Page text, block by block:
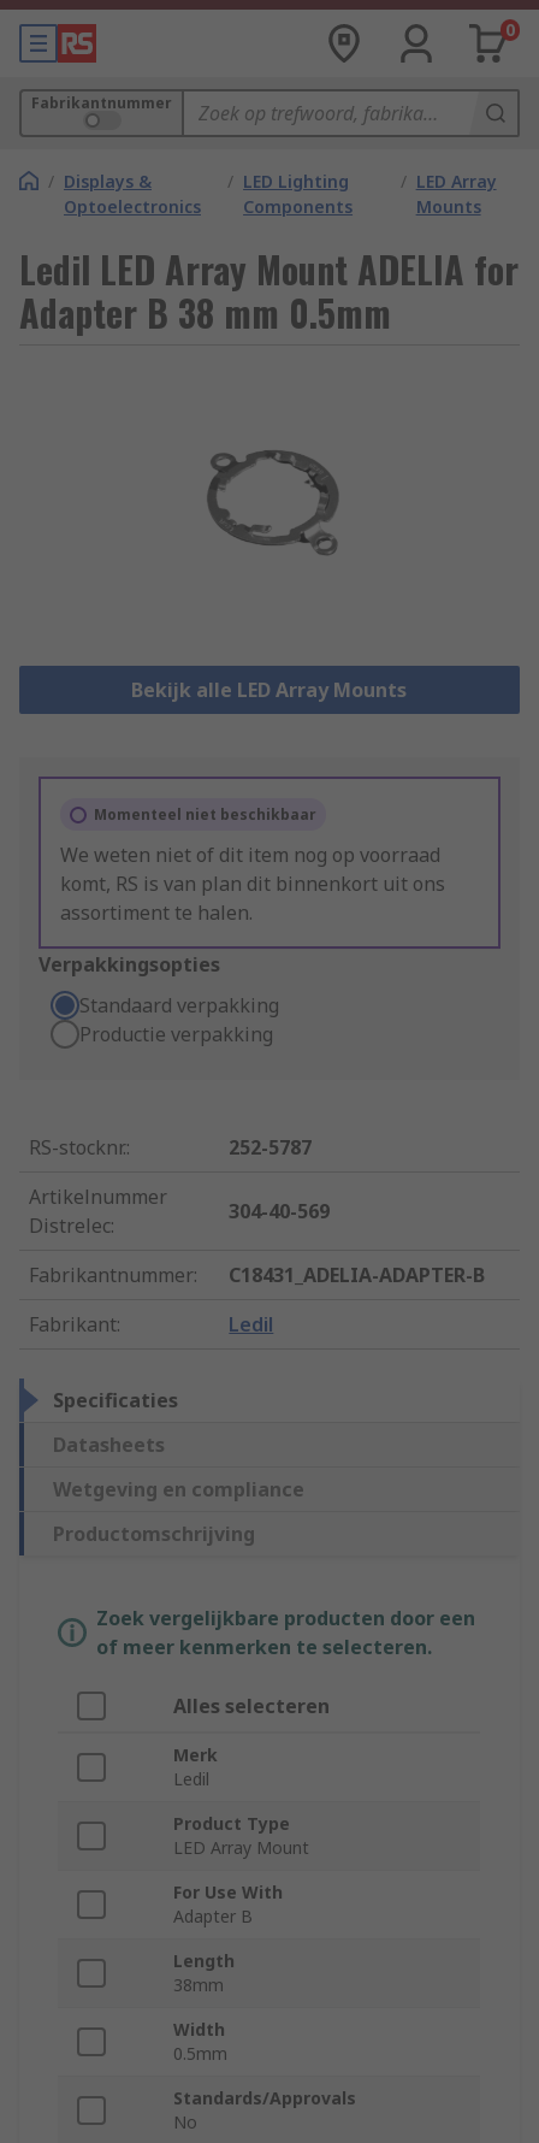
0
Fabrikantnummer
/ Displays &
Optoelectronics
/ LED Lighting
Components
/ LED Array
Mounts
Ledil LED Array Mount ADELIA for
Adapter B 38 mm 0.5mm
Bekijk alle LED Array Mounts
Momenteel niet beschikbaar
We weten niet of dit item nog op voorraad
komt, RS is van plan dit binnenkort uit ons
assortiment te halen.
Verpakkingsopties
Standaard verpakking
Productie verpakking
RS-stocknr.:
252-5787
Artikelnummer
Distrelec:
304-40-569
Fabrikantnummer:
C18431_ADELIA-ADAPTER-B
Fabrikant: Ledil
Specificaties
Datasheets
Wetgeving en compliance
Productomschrijving
Zoek vergelijkbare producten door een
of meer kenmerken te selecteren.
Alles selecteren
Merk
Ledil
Product Type
LED Array Mount
For Use With
Adapter B
Length
38mm
Width
0.5mm
Standards/Approvals
No